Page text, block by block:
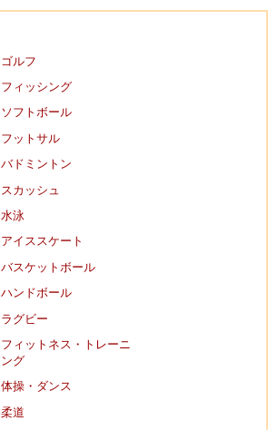
ゴルフ
フィッシング
ソフトボール
フットサル
バドミントン
スカッシュ
水泳
アイススケート
バスケットボール
ハンドボール
ラグビー
フィットネス・トレーニ
ング
体操・ダンス
柔道